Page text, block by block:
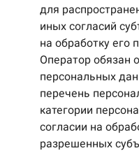
для
иных согласий
на обработку его
Оператор обязан
персональных
перечень
категории
согласии на
разрешенных